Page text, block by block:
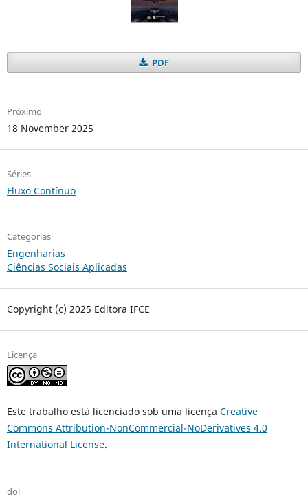
PDF
Próximo
18 November 2025
Séries
Fluxo Contínuo
Categorias
Engenharias
Ciências Sociais Aplicadas
Copyright (c) 2025 Editora IFCE
Licença
Este trabalho está licenciado sob uma licença Creative
Commons Attribution-NonCommercial-NoDerivatives 4.0
International License.
doi